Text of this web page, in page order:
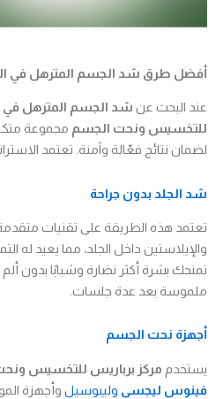
أفضل طرق شد الجسم المترهل في
عند البحث عن شد الجسم المترهل في
للتخسيس ونحت الجسم مجموعة
لضمان نتائج فعّالة وآمنة. تعتمد
شد الجلد بدون جراحة
تعتمد هذه الطريقة على تقنيات متقدمة
والإيلاستين داخل الجلد، مما يعيد له
تمنحك بشرة أكثر نضارة وشبابًا بدون ألم
ملموسة بعد عدة جلسات.
أجهزة نحت الجسم
يستخدم مركز برباريس للتخسيس
فينوس ليجسي وليبوسيل وأجهزة